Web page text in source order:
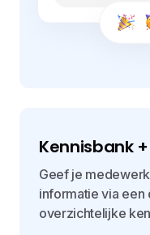
Kennisbank
Geef je
informatie via
overzichtelijke